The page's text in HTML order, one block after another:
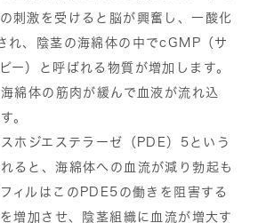
刺激を受けると脳が興奮し、一酸化
れ、陰茎の海綿体の中でcGMP（サ
ー）と呼ばれる物質が増加します。
綿体の筋肉が緩んで血液が流れ込
。
ホジエステラーゼ（PDE）5という
ると、海綿体への血流が減り勃起も
ィルはこのPDE5の働きを阻害する
増加させ、陰茎組織に血流が増大す